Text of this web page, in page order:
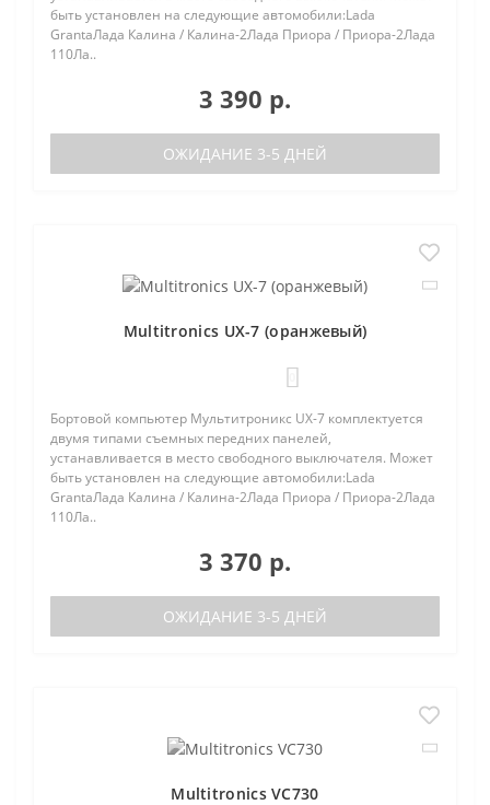
быть установлен на следующие автомобили:Lada
GrantaЛада Калина / Калина-2Лада Приора / Приора-2Лада
110Ла..
3 390 р.
ОЖИДАНИЕ 3-5 ДНЕЙ
Multitronics UX-7 (оранжевый)
Бортовой компьютер Мультитроникс UX-7 комплектуется
двумя типами съемных передних панелей,
устанавливается в место свободного выключателя. Может
быть установлен на следующие автомобили:Lada
GrantaЛада Калина / Калина-2Лада Приора / Приора-2Лада
110Ла..
3 370 р.
ОЖИДАНИЕ 3-5 ДНЕЙ
Multitronics VC730